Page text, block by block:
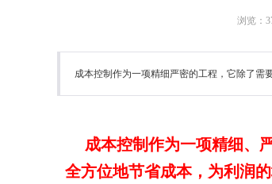
浏览：
成本控制作为一项精细严密的工程，它除了需
成本控制作为一项精细、
全方位地节省成本， 为利润